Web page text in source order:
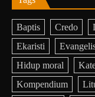
Baptis Credo
Ekaristi
Hidup moral
Kompendium